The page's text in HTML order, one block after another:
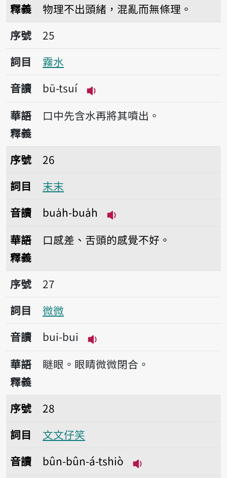
釋義
物理不出頭緒，混亂而無條理。
序號25霧水
序號
25
詞目
霧水
音讀
bū-tsuí
播放音讀bū-tsuí
華語
釋義
口中先含水再將其噴出。
序號26末末
序號
26
詞目
末末
音讀
bua̍h-bua̍h
華語
釋義
口感差、舌頭的感覺不好。
序號27微微
序號
27
詞目
微微
音讀
bui-bui
播放音讀bui-bui
華語
釋義
瞇眼。眼睛微微閉合。
序號28文文仔笑
序號
28
詞目
文文仔笑
音讀
bûn-bûn-á-tshiò